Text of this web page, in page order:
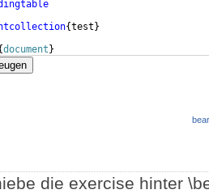
{test }
document }
die exercise hinter